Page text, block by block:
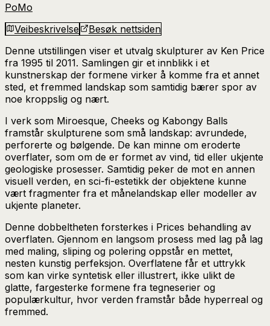
PoMo
Veibeskrivelse
Besøk nettsiden
Denne utstillingen viser et utvalg skulpturer av Ken Price
fra 1995 til 2011. Samlingen gir et innblikk i et
kunstnerskap der formene virker å komme fra et annet
sted, et fremmed landskap som samtidig bærer spor av
noe kroppslig og nært.
I verk som Miroesque, Cheeks og Kabongy Balls
framstår skulpturene som små landskap: avrundede,
perforerte og bølgende. De kan minne om eroderte
overflater, som om de er formet av vind, tid eller ukjente
geologiske prosesser. Samtidig peker de mot en annen
visuell verden, en sci-fi-estetikk der objektene kunne
vært fragmenter fra et månelandskap eller modeller av
ukjente planeter.
Denne dobbeltheten forsterkes i Prices behandling av
overflaten. Gjennom en langsom prosess med lag på lag
med maling, sliping og polering oppstår en mettet,
nesten kunstig perfeksjon. Overflatene får et uttrykk
som kan virke syntetisk eller illustrert, ikke ulikt de
glatte, fargesterke formene fra tegneserier og
populærkultur, hvor verden framstår både hyperreal og
fremmed.